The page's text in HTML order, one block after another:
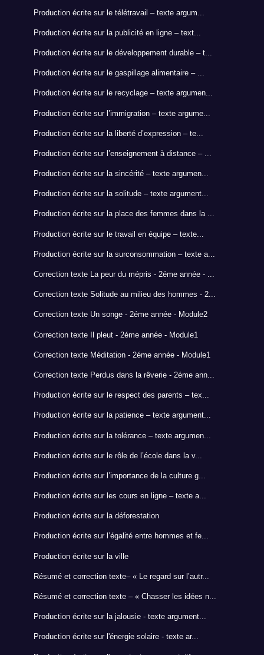
Production écrite sur le télétravail – texte argum...
Production écrite sur la publicité en ligne – text...
Production écrite sur le développement durable – t...
Production écrite sur le gaspillage alimentaire – ...
Production écrite sur le recyclage – texte argumen...
Production écrite sur l’immigration – texte argume...
Production écrite sur la liberté d’expression – te...
Production écrite sur l’enseignement à distance – ...
Production écrite sur la sincérité – texte argumen...
Production écrite sur la solitude – texte argument...
Production écrite sur la place des femmes dans la ...
Production écrite sur le travail en équipe – texte...
Production écrite sur la surconsommation – texte a...
Correction texte La peur du mépris - 2éme année - ...
Correction texte Solitude au milieu des hommes - 2...
Correction texte Un songe - 2éme année - Module2
Correction texte Il pleut - 2éme année - Module1
Correction texte Méditation - 2éme année - Module1
Correction texte Perdus dans la rêverie - 2éme ann...
Production écrite sur le respect des parents – tex...
Production écrite sur la patience – texte argument...
Production écrite sur la tolérance – texte argumen...
Production écrite sur le rôle de l’école dans la v...
Production écrite sur l’importance de la culture g...
Production écrite sur les cours en ligne – texte a...
Production écrite sur la déforestation
Production écrite sur l’égalité entre hommes et fe...
Production écrite sur la ville
Résumé et correction texte– « Le regard sur l’autr...
Résumé et correction texte – « Chasser les idées n...
Production écrite sur la jalousie - texte argument...
Production écrite sur l'énergie solaire - texte ar...